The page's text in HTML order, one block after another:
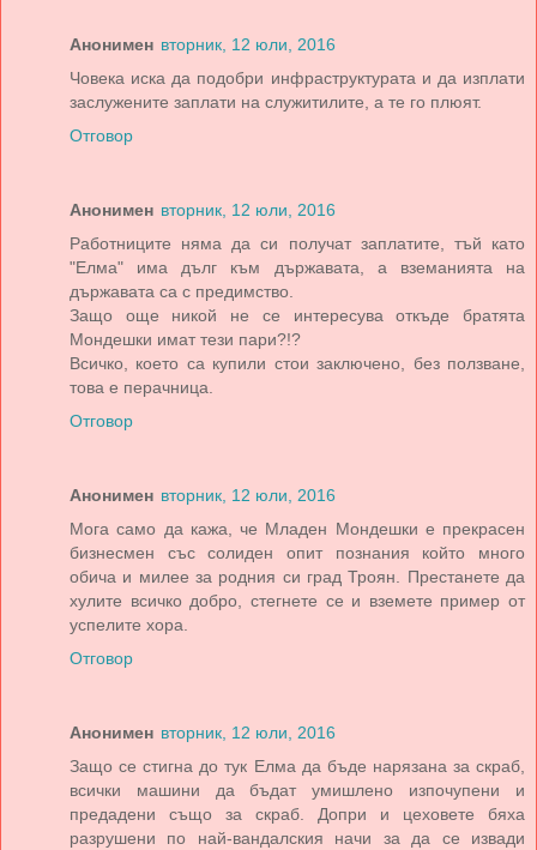
Анонимен вторник, 12 юли, 2016
Човека иска да подобри инфраструктурата и да изплати
заслужените заплати на служитилите, а те го плюят.
Отговор
Анонимен вторник, 12 юли, 2016
Работниците няма да си получат заплатите, тъй като
"Елма" има дълг към държавата, а вземанията на
държавата са с предимство.
Защо още никой не се интересува откъде братята
Мондешки имат тези пари?!?
Всичко, което са купили стои заключено, без ползване,
това е перачница.
Отговор
Анонимен вторник, 12 юли, 2016
Мога само да кажа, че Младен Мондешки е прекрасен
бизнесмен със солиден опит познания който много
обича и милее за родния си град Троян. Престанете да
хулите всичко добро, стегнете се и вземете пример от
успелите хора.
Отговор
Анонимен вторник, 12 юли, 2016
Защо се стигна до тук Елма да бъде нарязана за скраб,
всички машини да бъдат умишлено изпочупени и
предадени също за скраб. Допри и цеховете бяха
разрушени по най-вандалския начи за да се извади